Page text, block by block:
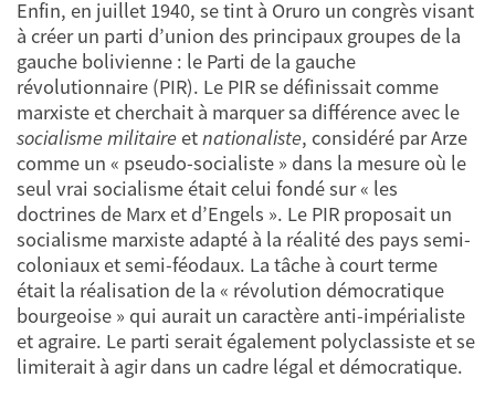
Enfin, en juillet 1940, se tint à Oruro un congrès visant
à créer un parti d’union des principaux groupes de la
gauche bolivienne : le Parti de la gauche
révolutionnaire (PIR). Le PIR se définissait comme
marxiste et cherchait à marquer sa différence avec le
socialisme militaire etnationaliste, considéré par Arze
comme un « pseudo-socialiste » dans la mesure où le
seul vrai socialisme était celui fondé sur « les
doctrines de Marx et d’Engels ». Le PIR proposait un
socialisme marxiste adapté à la réalité des pays semi-
coloniaux et semi-féodaux. La tâche à court terme
était la réalisation de la « révolution démocratique
bourgeoise » qui aurait un caractère anti-impérialiste
et agraire. Le parti serait également polyclassiste et se
limiterait à agir dans un cadre légal et démocratique.